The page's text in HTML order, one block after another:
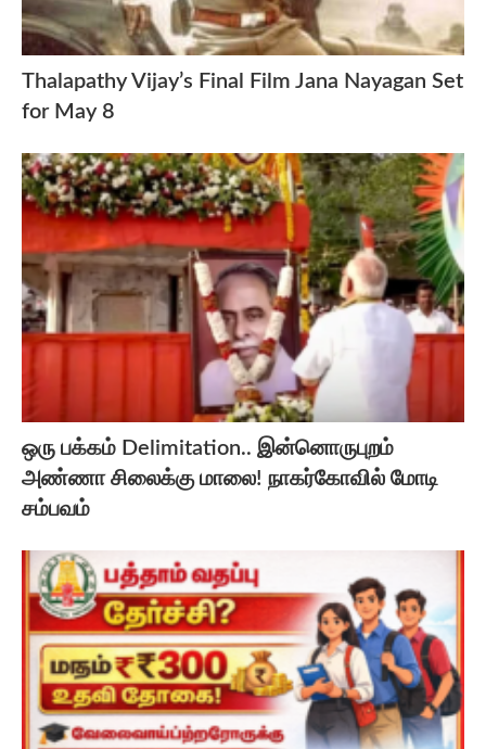
Thalapathy Vijay’s Final Film Jana Nayagan Set
for May 8
ஒரு பக்கம் Delimitation.. இன்னொருபுறம்
அண்ணா சிலைக்கு மாலை! நாகர்கோவில் மோடி
சம்பவம்